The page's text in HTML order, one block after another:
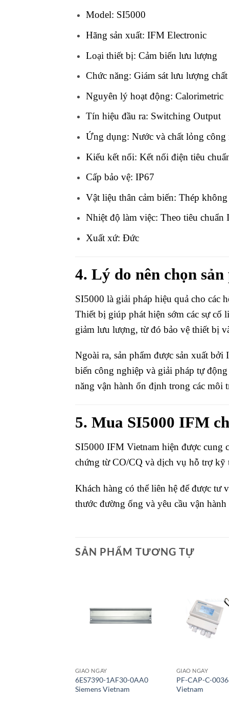
Model: SI5000
Hãng sản xuất: IFM Electronic
Loại thiết bị: Cảm biến lưu lượng
Chức năng: Giám sát lưu lượng
Nguyên lý hoạt động: Calorimetric
Tín hiệu đầu ra: Switching Output
Ứng dụng: Nước và chất lỏng công
Kiểu kết nối: Kết nối điện tiêu
Cấp bảo vệ: IP67
Vật liệu thân cảm biến: Thép
Nhiệt độ làm việc: Theo tiêu chuẩn
Xuất xứ: Đức
4. Lý do nên chọn
SI5000 là giải pháp hiệu quả cho các
Thiết bị giúp phát hiện sớm các sự cố
giảm lưu lượng, từ đó bảo vệ thiết bị
Ngoài ra, sản phẩm được sản xuất
biến công nghiệp và giải pháp tự
năng vận hành ổn định trong các môi
5. Mua SI5000 IFM
SI5000 IFM Vietnam hiện được cung
chứng từ CO/CQ và dịch vụ hỗ trợ kỹ
Khách hàng có thể liên hệ để được
thước đường ống và yêu cầu vận
SẢN PHẨM TƯƠNG TỰ
GIAO NGAY
6ES7390-1AF30-0AA0
Siemens Vietnam
GIAO NGAY
PF-CAP-C-
Vietnam